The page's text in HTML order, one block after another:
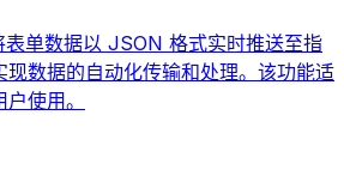
单数据以 JSON 格式实时推送至指
现数据的自动化传输和处理。该功能适
使用。